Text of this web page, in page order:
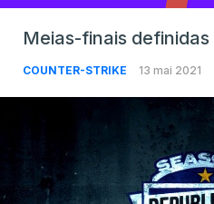
Meias-finais definidas
COUNTER-STRIKE 13 mai 2021